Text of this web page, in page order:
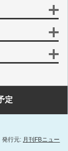
定
行元: 月刊FBニュー